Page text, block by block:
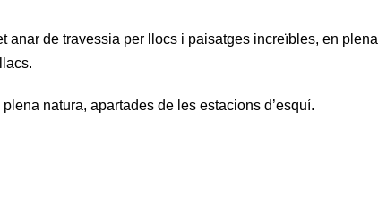
anar de travessia per llocs i paisatges increïbles, en plena
natura, apartades de les estacions d’esquí.